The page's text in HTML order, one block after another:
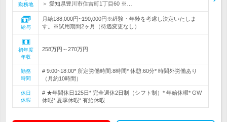
勤務地
＞ 愛知県豊川市住吉町1丁目60 ※…
給与
月給188,000円~190,000円※経験・年齢を考慮し決定いたしま
す。※試用期間2ヶ月（待遇変更なし）
初年度
年収
258万円～270万円
勤務
時間
# 9:00~18:00* 所定労働時間:8時間* 休憩:60分* 時間外労働あり
（月約10時間）
休日
休暇
# ★年間休日125日* 完全週休2日制（シフト制）* 年始休暇* GW
休暇* 夏季休暇* 有給休暇…